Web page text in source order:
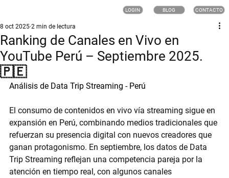
LOGIN CONTACTO
BLOG
Ranking de Canales en Vivo en
YouTube Perú – Septiembre 2025.
🇵🇪
8 oct 2025 2 min de lectura
Análisis de Data Trip Streaming - Perú
El consumo de contenidos en vivo vía streaming sigue en
expansión en Perú, combinando medios tradicionales que
refuerzan su presencia digital con nuevos creadores que
ganan protagonismo. En septiembre, los datos de Data
Trip Streaming reflejan una competencia pareja por la
atención en tiempo real, con algunos canales